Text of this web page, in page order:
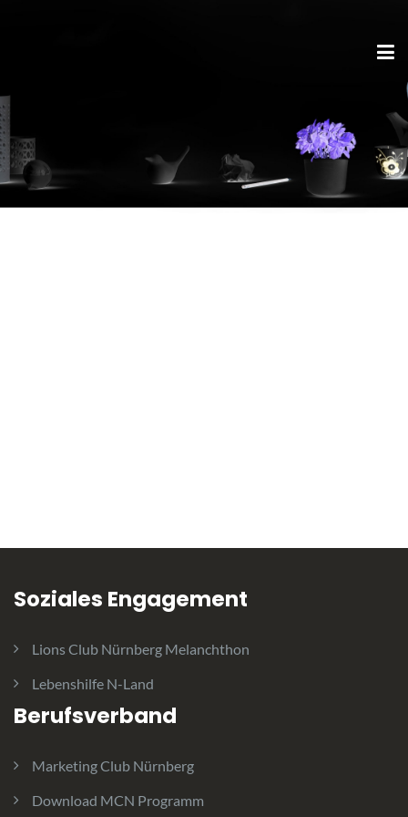
Soziales Engagement
Lions Club Nürnberg Melanchthon
Lebenshilfe N-Land
Berufsverband
Marketing Club Nürnberg
Download MCN Programm